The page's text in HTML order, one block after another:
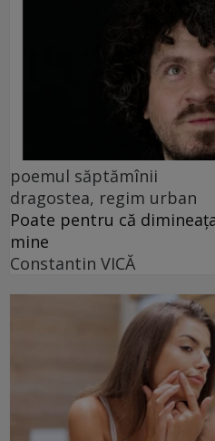
poemul săptămînii
dragostea, regim urban
Poate pentru că
mine
Constantin VICĂ